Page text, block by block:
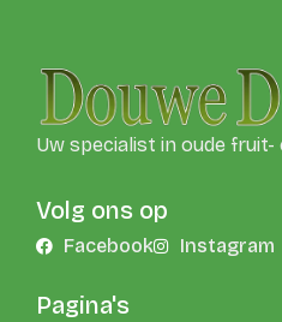
Pagina's
Uw specialist in oude fruit-
Volg ons op
Facebook Instagram